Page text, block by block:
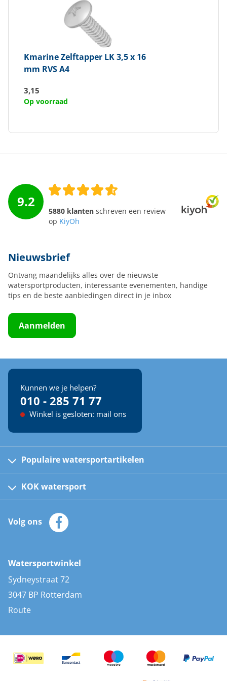
KmarineZelftapper LK 3,5 x 16
mm RVS A4
3,15
Op voorraad
9.2
5880 klanten schreven een review
op KiyOh
Nieuwsbrief
Ontvang maandelijks alles over de nieuwste
watersportproducten, interessante evenementen, handige
tips en de beste aanbiedingen direct in je inbox
Aanmelden
Kunnen we je helpen?
010 - 285 71 77
Winkel is gesloten: mail ons
Populaire watersportartikelen
Kinder reddingsvesten
Automatische reddingsvesten
Zeilkleding
Zonnepanelen
AIS transponders
Stootwillen en fenders
Bootkussens
Zwemtrappen
KOK watersport
Klantenservice
Merken
Volg ons
Watersportwinkel
Sydneystraat 72
3047 BP Rotterdam
Route